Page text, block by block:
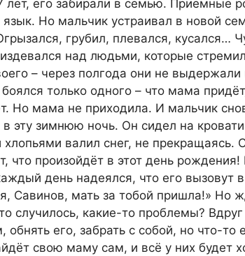
его забирали в семью. Приемные
Но мальчик устраивал в новой
грубил, плевался, кусался…
над людьми, которые
– через полгода они не
только одного – что мама
Но мама не приходила. И мальчик
эту зимнюю ночь. Он сидел на
валил снег, не прекращаясь.
что произойдёт в этот день
день надеялся, что его вызовут
Савинов, мать за тобой пришла!» Но
случилось, какие-то проблемы? Вдруг
обнять его, забрать с собой, но что-то
свою маму сам, и всё у них будет